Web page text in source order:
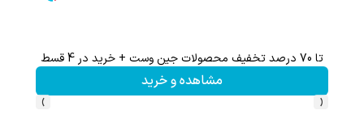
تا 70 درصد تخفیف محصولات جین وست + خرید در 4 قسط
مشاهده و خرید
‹
›